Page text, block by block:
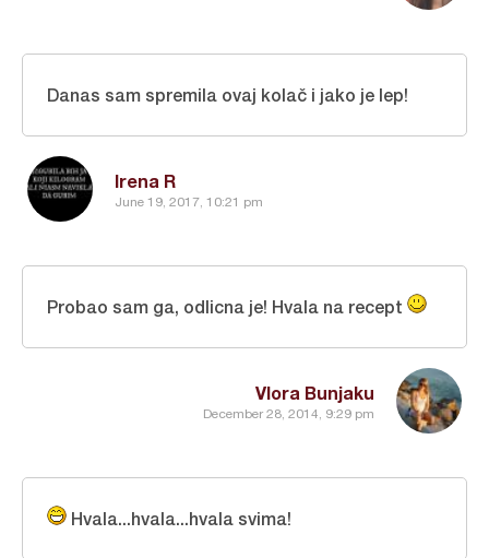
Irena R
June 19, 2017, 10:21 pm
Danas sam spremila ovaj kolač i jako je lep!
Vlora Bunjaku
December 28, 2014, 9:29 pm
Probao sam ga, odlicna je! Hvala na recept
Hvala...hvala...hvala svima!